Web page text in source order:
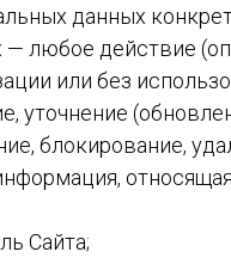
ЗИМА
ОСЕНЬ-
данных
— любое действие
или без
уточнение
блокирование,
Сайта;